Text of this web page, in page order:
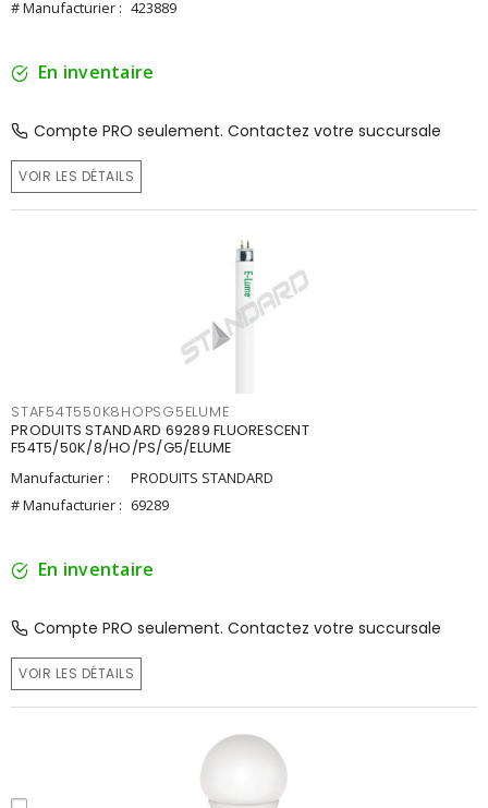
# Manufacturier : 423889
En inventaire
Compte PRO seulement. Contactez votre succursale
VOIR LES DÉTAILS
STAF54T550K8HOPSG5ELUME
PRODUITS STANDARD 69289 FLUORESCENT
F54T5/50K/8/HO/PS/G5/ELUME
Manufacturier :
PRODUITS STANDARD
# Manufacturier : 69289
En inventaire
Compte PRO seulement. Contactez votre succursale
VOIR LES DÉTAILS